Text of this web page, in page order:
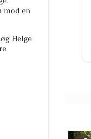
mod en
Helge
8😎😎